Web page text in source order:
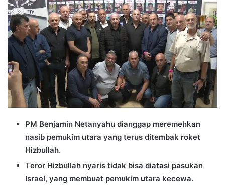
PM Benjamin Netanyahu dianggap meremehkan
nasib pemukim utara yang terus ditembak roket
Hizbullah.
Teror Hizbullah nyaris tidak bisa diatasi pasukan
Israel, yang membuat pemukim utara kecewa.